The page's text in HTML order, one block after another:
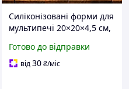
Силіконізовані форми для
мультипечі 20×20×4,5 см,
паперові форми для
запікання
Готово до відправки
від30₴/міс